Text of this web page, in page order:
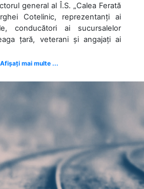
general al Î.S. „Calea Ferată
Cotelinic, reprezentanți ai
conducători ai sucursalelor
țară, veterani și angajați ai
Afișați mai multe ...